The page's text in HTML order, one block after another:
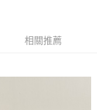
相關推薦